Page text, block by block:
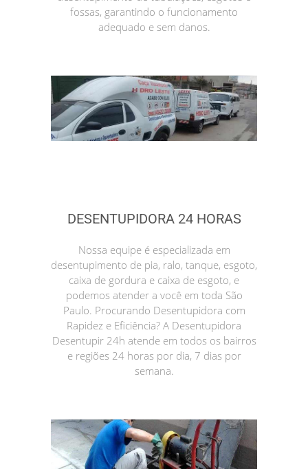
fossas, garantindo o funcionamento
adequado e sem danos.
DESENTUPIDORA 24 HORAS
Nossa equipe é especializada em
desentupimento de pia, ralo, tanque, esgoto,
caixa de gordura e caixa de esgoto, e
podemos atender a você em toda São
Paulo. Procurando Desentupidora com
Rapidez e Eficiência? A Desentupidora
Desentupir 24h atende em todos os bairros
e regiões 24 horas por dia, 7 dias por
semana.